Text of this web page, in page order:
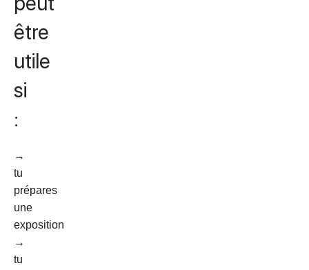
être
utile
si
:
→
tu
prépares
une
exposition
→
tu